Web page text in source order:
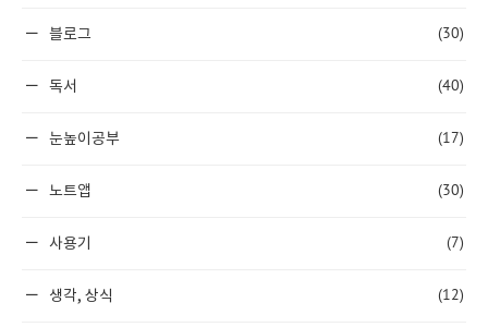
블로그 (30)
독서 (40)
눈높이공부 (17)
노트앱 (30)
사용기 (7)
생각, 상식 (12)